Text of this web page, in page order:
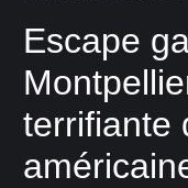
Escape
terrifiante